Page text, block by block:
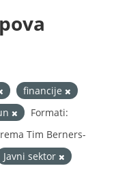
financije
Formati:
Tim Berners-
Javni sektor